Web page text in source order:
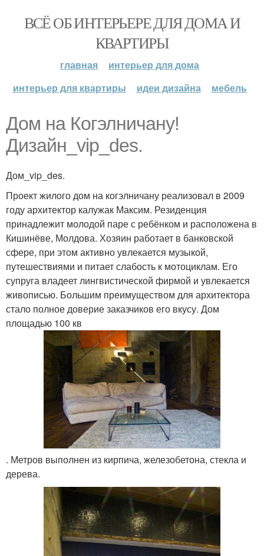
ВСЁ ОБ ИНТЕРЬЕРЕ ДЛЯ ДОМА И
КВАРТИРЫ
главная
интерьер для дома
интерьер для квартиры
идеи дизайна мебель
Дом на Когэлничану!
Дизайн_vip_des.
Дом_vip_des.
Проект жилого дом на когэлничану реализовал в 2009
году архитектор калужак Максим. Резиденция
принадлежит молодой паре с ребёнком и расположена в
Кишинёве, Молдова. Хозяин работает в банковской
сфере, при этом активно увлекается музыкой,
путешествиями и питает слабость к мотоциклам. Его
супруга владеет лингвистической фирмой и увлекается
живописью. Большим преимуществом для архитектора
стало полное доверие заказчиков его вкусу. Дом
площадью 100 кв
. Метров выполнен из кирпича, железобетона, стекла и
дерева.